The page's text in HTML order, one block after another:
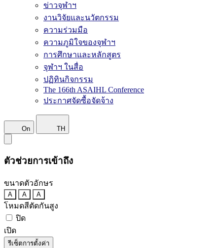
ข่าวจุฬาฯ
งานวิจัยและนวัตกรรม
ความร่วมมือ
ความภูมิใจของจุฬาฯ
การศึกษาและหลักสูตร
จุฬาฯ ในสื่อ
ปฏิทินกิจกรรม
The 166th ASAIHL Conference
ประกาศจัดซื้อจัดจ้าง
On TH
ตัวช่วยการเข้าถึง
ขนาดตัวอักษร
A A A
โหมดสีตัดกันสูง
ปิด
เปิด
รีเซ็ตการตั้งค่า